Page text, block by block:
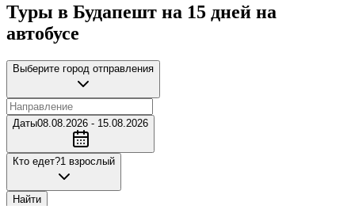
Туры в Будапешт на 15 дней на
автобусе
Выберите город отправления
Даты08.08.2026 - 15.08.2026
Кто едет?1 взрослый
Найти